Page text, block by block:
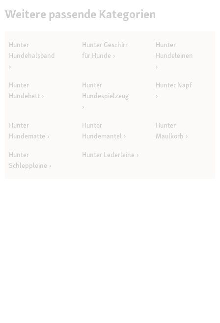
Weitere passende Kategorien
Hunter
Hundehalsband
Hunter Geschirr
für Hunde
Hunter
Hundeleinen
Hunter
Hundebett
Hunter
Hundespielzeug
Hunter Napf
Hunter
Hundematte
Hunter
Hundemantel
Hunter
Maulkorb
Hunter
Schleppleine
Hunter Lederleine